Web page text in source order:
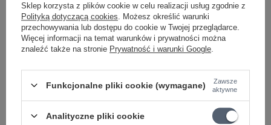
DO GITARY BASOWEJ
ROZMIAR 45-105
Parametry bezpieczeństwa Parametry bezpieczeństwa
Może potrzebujesz tego do gitary
Sklep korzysta z plików cookie w celu realizacji usług zgodnie z
Polityką dotyczącą cookies . Możesz określić warunki
przechowywania lub dostępu do cookie w Twojej przeglądarce.
Więcej informacji na temat warunków i prywatności można
znaleźć także na stronie Prywatność i warunki Google
Funkcjonalne pliki cookie (wymagane)
Zawsze
aktywne
Analityczne pliki cookie